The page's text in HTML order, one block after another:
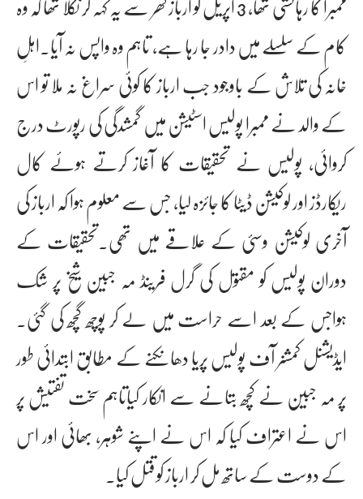
کام کے سلسلے میں دادر جا رہا ہے، تاہم وہ واپس نہ آیا۔اہلِ
خانہ کی تلاش کے باوجود جب ارباز کا کوئی سراغ نہ ملا تو اس
کے والد نے ممبرا پولیس اسٹیشن میں گمشدگی کی رپورٹ درج
کروائی، پولیس نے تحقیقات کا آغاز کرتے ہوئے کال
ریکارڈز اور لوکیشن ڈیٹا کا جائزہ لیا، جس سے معلوم ہوا کہ ارباز کی
آخری لوکیشن وسئی کے علاقے میں تھی۔تحقیقات کے
دوران پولیس کو مقتول کی گرل فرینڈ مہ جبین شیخ پر شک
ہواجس کے بعد اسے حراست میں لے کر پوچھ گچھ کی گئی۔
ایڈیشنل کمشنر آف پولیس پریا دھانکنے کے مطابق ابتدائی طور
پر مہ جبین نے کچھ بتانے سے انکار کیاتاہم سخت تفتیش پر
اس نے اعتراف کیا کہ اس نے اپنے شوہر، بھائی اور اس
کے دوست کے ساتھ مل کر ارباز کو قتل کیا۔